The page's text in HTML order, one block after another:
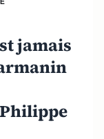
jamais